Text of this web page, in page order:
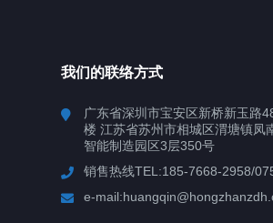
我们的联络方式
广东省深圳市宝安区新桥新玉路
楼 江苏省苏州市相城区渭塘镇凤
智能制造园区3层350号
销售热线TEL:185-7668-2958/
e-